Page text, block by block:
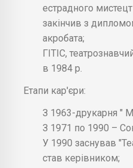
естрадного
закінчив з
акробата;
ГІТІС,
в 1984 р.
Етапи кар'єри:
З 1963-друкарня "
З 1971 по 1990 –
У 1990 заснував
став керівником;